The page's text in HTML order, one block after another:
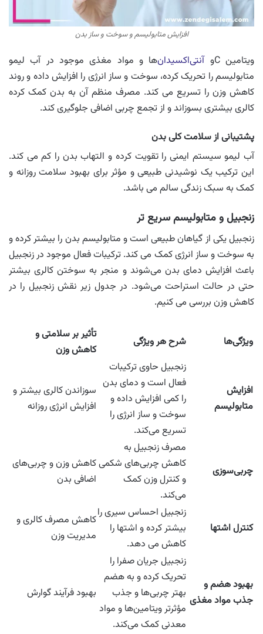
افزایش متابولیسم و سوخت و ساز بدن
ویتامین Cو آنتی‌اکسیدان‌ها و مواد مغذی موجود در آب لیمو
متابولیسم را تحریک کرده، سوخت و ساز انرژی را افزایش داده و روند
کاهش وزن را تسریع می کند. مصرف منظم آن به بدن کمک کرده
کالری بیشتری بسوزاند و از تجمع چربی اضافی جلوگیری کند.
پشتیبانی از سلامت کلی بدن
آب لیمو سیستم ایمنی را تقویت کرده و التهاب بدن را کم می کند.
این ترکیب یک نوشیدنی طبیعی و مؤثر برای بهبود سلامت روزانه و
کمک به سبک زندگی سالم می باشد.
زنجبیل و متابولیسم سریع ‌تر
زنجبیل یکی از گیاهان طبیعی است و متابولیسم بدن را بیشتر کرده و
به سوخت و ساز انرژی کمک می کند. ترکیبات فعال موجود در زنجبیل
باعث افزایش دمای بدن می‌شوند و منجر به سوختن کالری بیشتر
حتی در حالت استراحت می‌شود. در جدول زیر نقش زنجبیل را در
کاهش وزن بررسی می کنیم.
ویژگی‌ها شرح هر ویژگی
تأثیر بر سلامتی و
کاهش وزن
افزایش
متابولیسم
زنجبیل حاوی ترکیبات
فعال است و دمای بدن
را کمی افزایش داده و
سوخت و ساز انرژی را
تسریع می‌کند.
سوزاندن کالری بیشتر و
افزایش انرژی روزانه
چربی‌سوزی
مصرف زنجبیل به
کاهش چربی‌های شکمی
و کنترل وزن کمک
می‌کند.
کاهش وزن و چربی‌های
اضافی بدن
کنترل اشتها
زنجبیل احساس سیری را
بیشتر کرده و اشتها را
کاهش می دهد.
کاهش مصرف کالری و
مدیریت وزن
بهبود هضم و
جذب مواد مغذی
زنجبیل جریان صفرا را
تحریک کرده و به هضم
بهتر چربی‌ها و جذب
مؤثرتر ویتامین‌ها و مواد
معدنی کمک می‌کند.
بهبود فرآیند گوارش